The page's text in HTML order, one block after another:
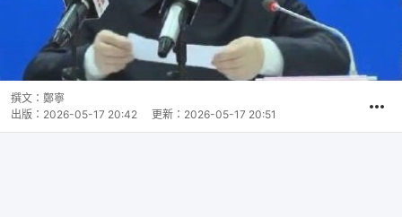
撰文： 鄭寧
出版： 2026-05-17 20:42 更新： 2026-05-17 20:51